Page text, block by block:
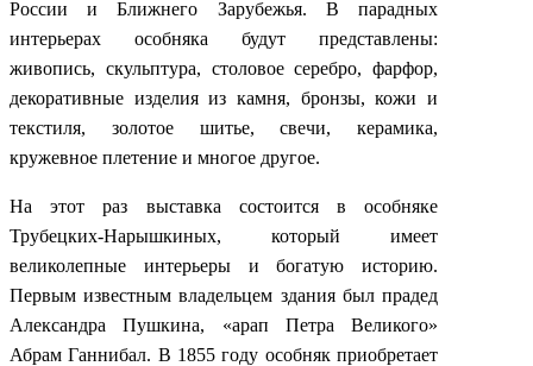
России и Ближнего Зарубежья. В парадных
интерьерах особняка будут представлены:
живопись, скульптура, столовое серебро, фарфор,
декоративные изделия из камня, бронзы, кожи и
текстиля, золотое шитье, свечи, керамика,
кружевное плетение и многое другое.
На этот раз выставка состоится в особняке
Трубецких-Нарышкиных, который имеет
великолепные интерьеры и богатую историю.
Первым известным владельцем здания был прадед
Александра Пушкина, «арап Петра Великого»
Абрам Ганнибал. В 1855 году особняк приобретает